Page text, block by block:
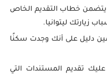
خطاب التقديم الخاص
زيارتك ليتوانيا.
دليل على أنك وجدت سكنًا
تقديم المستندات التي